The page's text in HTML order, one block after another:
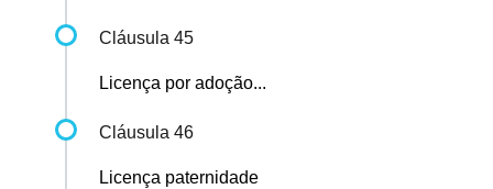
Cláusula 45
Licença por adoção...
Cláusula 46
Licença paternidade